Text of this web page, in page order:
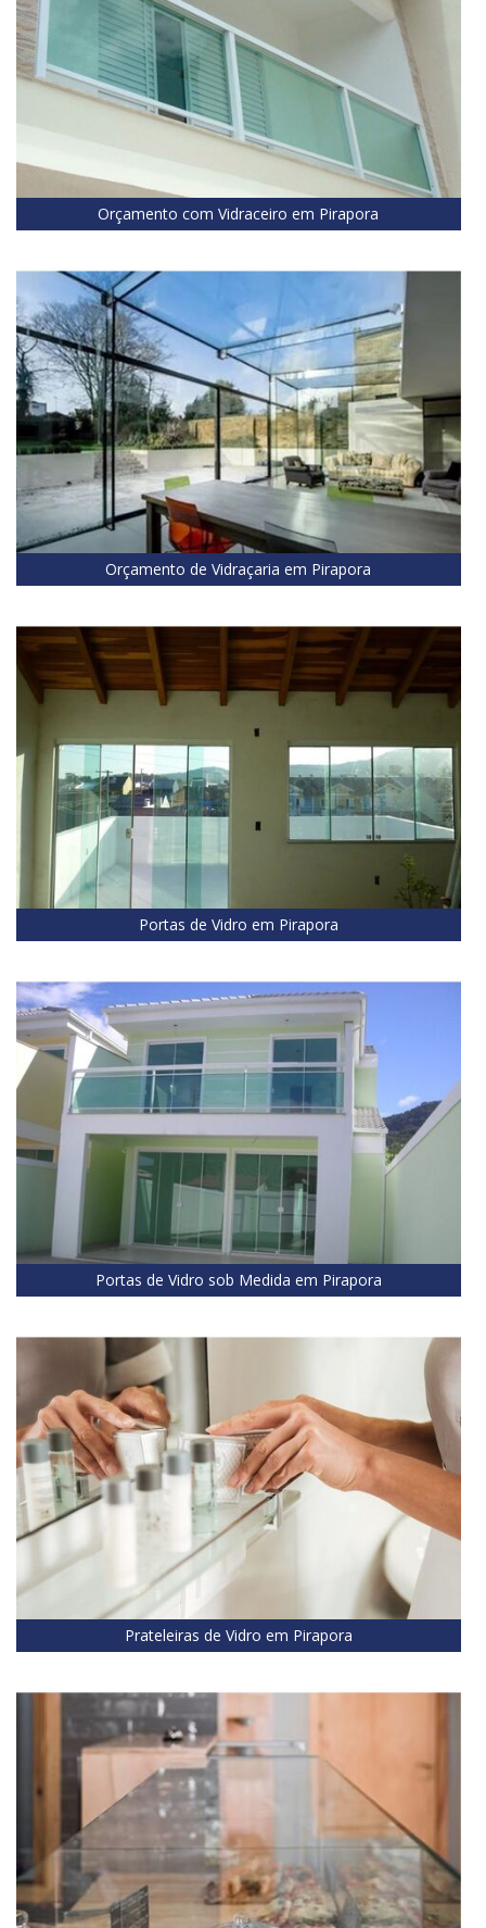
Orçamento com Vidraceiro em Pirapora
Orçamento de Vidraçaria em Pirapora
Portas de Vidro em Pirapora
Portas de Vidro sob Medida em Pirapora
Prateleiras de Vidro em Pirapora